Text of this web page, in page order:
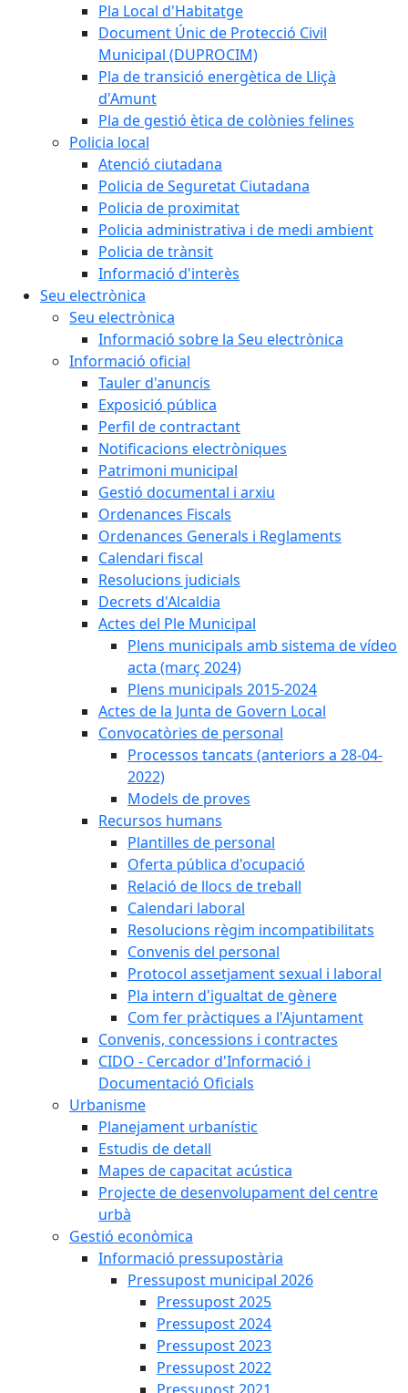
Pla Local d'Habitatge
Document Únic de Protecció Civil
Municipal (DUPROCIM)
Pla de transició energètica de Lliçà
d'Amunt
Pla de gestió ètica de colònies felines
Policia local
Atenció ciutadana
Policia de Seguretat Ciutadana
Policia de proximitat
Policia administrativa i de medi ambient
Policia de trànsit
Informació d'interès
Seu electrònica
Seu electrònica
Informació sobre la Seu electrònica
Informació oficial
Tauler d'anuncis
Exposició pública
Perfil de contractant
Notificacions electròniques
Patrimoni municipal
Gestió documental i arxiu
Ordenances Fiscals
Ordenances Generals i Reglaments
Calendari fiscal
Resolucions judicials
Decrets d'Alcaldia
Actes del Ple Municipal
Plens municipals amb sistema de vídeo
acta (març 2024)
Plens municipals 2015-2024
Actes de la Junta de Govern Local
Convocatòries de personal
Processos tancats (anteriors a 28-04-
2022)
Models de proves
Recursos humans
Plantilles de personal
Oferta pública d'ocupació
Relació de llocs de treball
Calendari laboral
Resolucions règim incompatibilitats
Convenis del personal
Protocol assetjament sexual i laboral
Pla intern d'igualtat de gènere
Com fer pràctiques a l'Ajuntament
Convenis, concessions i contractes
CIDO - Cercador d'Informació i
Documentació Oficials
Urbanisme
Planejament urbanístic
Estudis de detall
Mapes de capacitat acústica
Projecte de desenvolupament del centre
urbà
Gestió econòmica
Informació pressupostària
Pressupost municipal 2026
Pressupost 2025
Pressupost 2024
Pressupost 2023
Pressupost 2022